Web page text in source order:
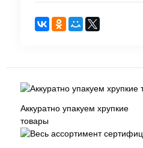
Аккуратно упакуем хрупкие
товары